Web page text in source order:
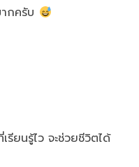
กครับ
รียนรู้ไว จะช่วยชีวิตได้